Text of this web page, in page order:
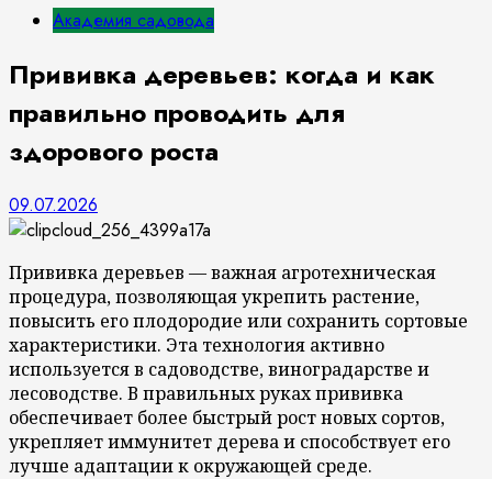
Академия садовода
Прививка деревьев: когда и как
правильно проводить для
здорового роста
09.07.2026
Прививка деревьев — важная агротехническая
процедура, позволяющая укрепить растение,
повысить его плодородие или сохранить сортовые
характеристики. Эта технология активно
используется в садоводстве, виноградарстве и
лесоводстве. В правильных руках прививка
обеспечивает более быстрый рост новых сортов,
укрепляет иммунитет дерева и способствует его
лучше адаптации к окружающей среде.